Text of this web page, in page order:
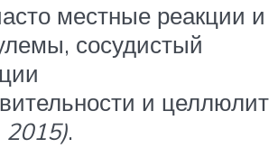
местные реакции и
сосудистый
и целлюлит
2015).